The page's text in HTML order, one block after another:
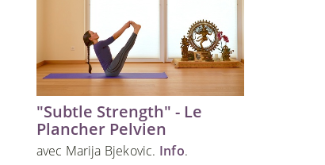
"Subtle Strength" - Le
Plancher Pelvien
avec Marija Bjekovic. Info.